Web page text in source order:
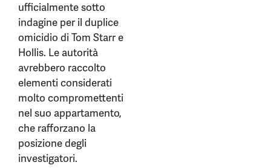
ufficialmente sotto
indagine per il duplice
omicidio di Tom Starr e
Hollis. Le autorità
avrebbero raccolto
elementi considerati
molto compromettenti
nel suo appartamento,
che rafforzano la
posizione degli
investigatori.